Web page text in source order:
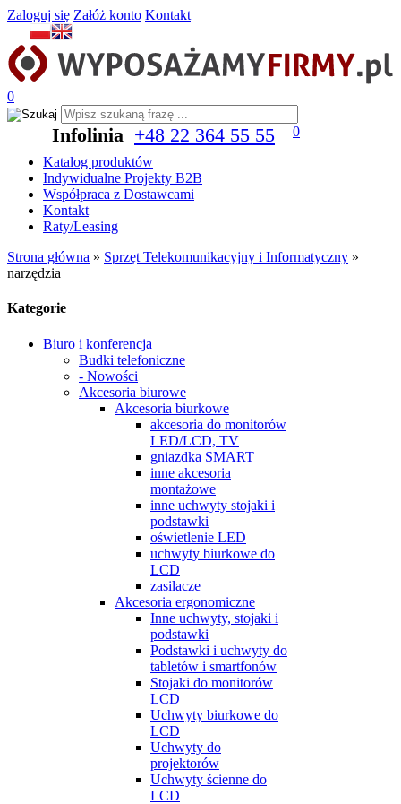
Zaloguj się Załóż konto Kontakt
0
Infolinia +48 22 364 55 55
0
Katalog produktów
Indywidualne Projekty B2B
Współpraca z Dostawcami
Kontakt
Raty/Leasing
Strona główna » Sprzęt Telekomunikacyjny i Informatyczny »
narzędzia
Kategorie
Biuro i konferencja
Budki telefoniczne
- Nowości
Akcesoria biurowe
Akcesoria biurkowe
akcesoria do monitorów
LED/LCD, TV
gniazdka SMART
inne akcesoria
montażowe
inne uchwyty stojaki i
podstawki
oświetlenie LED
uchwyty biurkowe do
LCD
zasilacze
Akcesoria ergonomiczne
Inne uchwyty, stojaki i
podstawki
Podstawki i uchwyty do
tabletów i smartfonów
Stojaki do monitorów
LCD
Uchwyty biurkowe do
LCD
Uchwyty do
projektorów
Uchwyty ścienne do
LCD